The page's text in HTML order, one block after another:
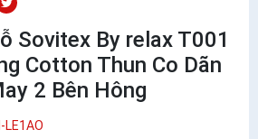
Sovitex By relax T001
Cotton Thun Co Dãn
2 Bên Hông